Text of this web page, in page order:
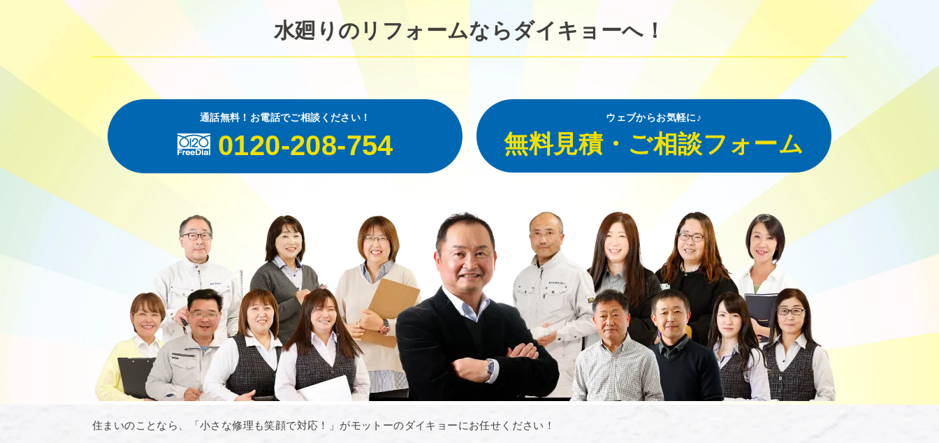
水廻りのリフォームならダイキョーへ！
通話無料！お電話でご相談ください！
0120-208-754
ウェブからお気軽に♪
無料見積・ご相談フォーム
住まいのことなら、「小さな修理も笑顔で対応！」がモットーのダイキョーにお任せください！